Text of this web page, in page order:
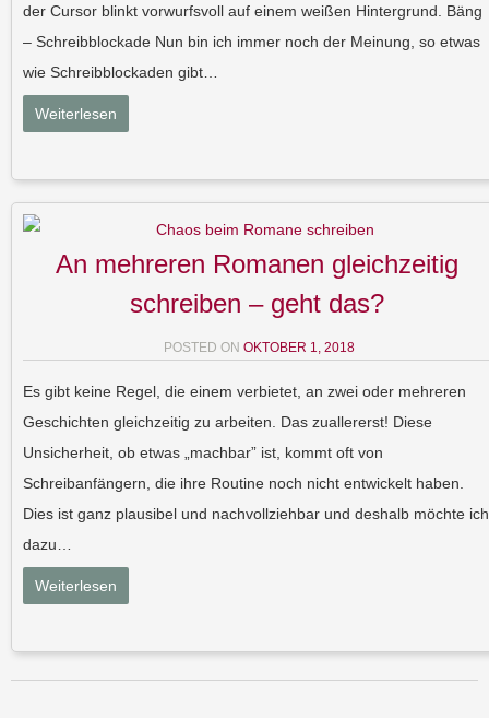
der Cursor blinkt vorwurfsvoll auf einem weißen Hintergrund. Bäng
– Schreibblockade Nun bin ich immer noch der Meinung, so etwas
wie Schreibblockaden gibt…
Weiterlesen
An mehreren Romanen gleichzeitig
schreiben – geht das?
POSTED ON OKTOBER 1, 2018
Es gibt keine Regel, die einem verbietet, an zwei oder mehreren
Geschichten gleichzeitig zu arbeiten. Das zuallererst! Diese
Unsicherheit, ob etwas „machbar” ist, kommt oft von
Schreibanfängern, die ihre Routine noch nicht entwickelt haben.
Dies ist ganz plausibel und nachvollziehbar und deshalb möchte ich
dazu…
Weiterlesen